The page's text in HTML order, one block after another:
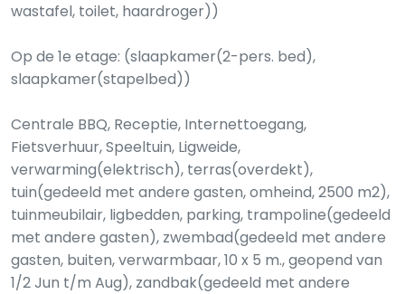
wastafel, toilet, haardroger))
Op de 1e etage: (slaapkamer(2-pers. bed),
slaapkamer(stapelbed))
Centrale BBQ, Receptie, Internettoegang,
Fietsverhuur, Speeltuin, Ligweide,
verwarming(elektrisch), terras(overdekt),
tuin(gedeeld met andere gasten, omheind, 2500 m2),
tuinmeubilair, ligbedden, parking, trampoline(gedeeld
met andere gasten), zwembad(gedeeld met andere
gasten, buiten, verwarmbaar, 10 x 5 m., geopend van
1/2 Jun t/m Aug), zandbak(gedeeld met andere